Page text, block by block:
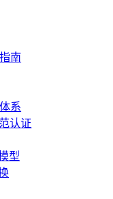
南
系
认证
型